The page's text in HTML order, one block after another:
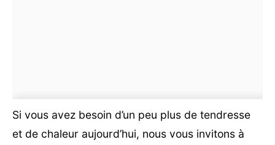
Si vous avez besoin d’un peu plus de tendresse
et de chaleur aujourd’hui, nous vous invitons à